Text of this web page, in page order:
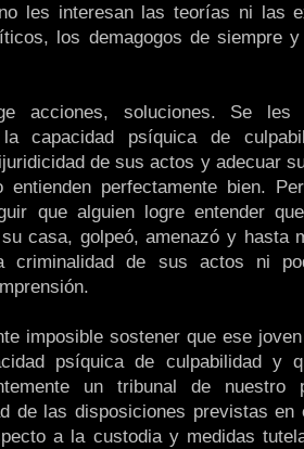
les interesan las teorías ni las
los demagogos de siempre
acciones, soluciones. Se
capacidad psíquica de
de sus actos y adecuar
entienden perfectamente bien.
que alguien logre entender
casa, golpeó, amenazó y hasta
criminalidad de sus actos ni
imposible sostener que ese
psíquica de culpabilidad y
un tribunal de
de las disposiciones previstas en
a la custodia y medidas